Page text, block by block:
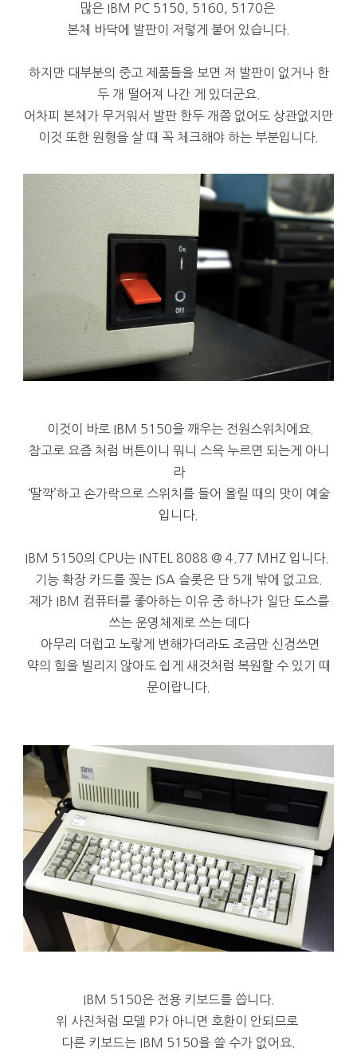
많은 IBM PC 5150, 5160, 5170은
본체 바닥에 발판이 저렇게 붙어 있습니다.
하지만 대부분의 중고 제품들을 보면 저 발판이 없거나 한
두 개 떨어져 나간 게 있더군요.
어차피 본체가 무거워서 발판 한두 개쯤 없어도 상관없지만
이것 또한 원형을 살 때 꼭 체크해야 하는 부분입니다.
이것이 바로 IBM 5150을 깨우는 전원스위치에요.
참고로 요즘 처럼 버튼이니 뭐니 스윽 누르면 되는게 아니
라
‘딸깍’하고 손가락으로 스위치를 들어 올릴 때의 맛이 예술
입니다.
IBM 5150의 CPU는 INTEL 8088 @ 4.77 MHZ 입니다.
기능 확장 카드를 꽂는 ISA 슬롯은 단 5개 밖에 없고요.
제가 IBM 컴퓨터를 좋아하는 이유 중 하나가 일단 도스를
쓰는 운영체제로 쓰는 데다
아무리 더럽고 노랗게 변해가더라도 조금만 신경쓰면
약의 힘을 빌리지 않아도 쉽게 새것처럼 복원할 수 있기 때
문이랍니다.
IBM 5150은 전용 키보드를 씁니다.
위 사진처럼 모델 P가 아니면 호환이 안되므로
다른 키보드는 IBM 5150을 쓸 수가 없어요.